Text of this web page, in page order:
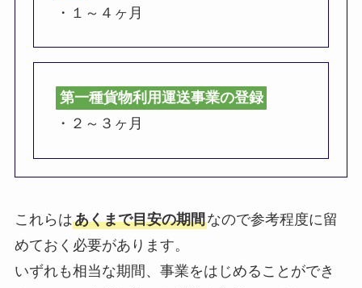
・１～４ヶ月
第一種貨物利用運送事業の登録
・２～３ヶ月
これらはあくまで目安の期間なので参考程度に留
めておく必要があります。
いずれも相当な期間、事業をはじめることができ